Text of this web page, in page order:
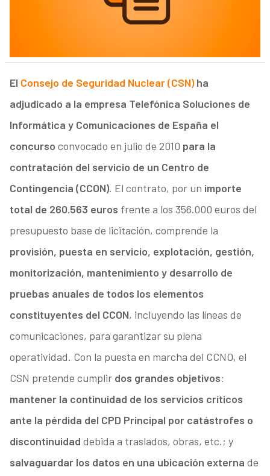
El Consejo de Seguridad Nuclear (CSN)ha
adjudicado a la empresa Telefónica Soluciones de
Informática y Comunicaciones de España el
concurso convocado en julio de 2010 para la
contratación del servicio de un Centro de
Contingencia (CCON). El contrato, por un importe
total de 260.563 euros frente a los 356.000 euros del
presupuesto base de licitación, comprende la
provisión, puesta en servicio, explotación, gestión,
monitorización, mantenimiento y desarrollo de
pruebas anuales de todos los elementos
constituyentes del CCON, incluyendo las líneas de
comunicaciones, para garantizar su plena
operatividad. Con la puesta en marcha del CCNO, el
CSN pretende cumplir dos grandes objetivos:
mantener la continuidad de los servicios críticos
ante la pérdida del CPD Principal por catástrofes o
discontinuidad debida a traslados, obras, etc.; y
salvaguardar los datos en una ubicación externa de